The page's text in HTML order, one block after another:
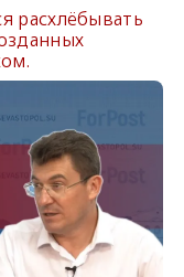
расхлёбывать